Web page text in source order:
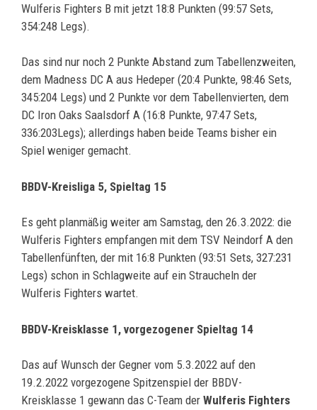
Wulferis Fighters B mit jetzt 18:8 Punkten (99:57 Sets,
354:248 Legs).
Das sind nur noch 2 Punkte Abstand zum Tabellenzweiten,
dem Madness DC A aus Hedeper (20:4 Punkte, 98:46 Sets,
345:204 Legs) und 2 Punkte vor dem Tabellenvierten, dem
DC Iron Oaks Saalsdorf A (16:8 Punkte, 97:47 Sets,
336:203Legs); allerdings haben beide Teams bisher ein
Spiel weniger gemacht.
BBDV-Kreisliga 5, Spieltag 15
Es geht planmäßig weiter am Samstag, den 26.3.2022: die
Wulferis Fighters empfangen mit dem TSV Neindorf A den
Tabellenfünften, der mit 16:8 Punkten (93:51 Sets, 327:231
Legs) schon in Schlagweite auf ein Straucheln der
Wulferis Fighters wartet.
BBDV-Kreisklasse 1, vorgezogener Spieltag 14
Das auf Wunsch der Gegner vom 5.3.2022 auf den
19.2.2022 vorgezogene Spitzenspiel der BBDV-
Kreisklasse 1 gewann das C-Team der Wulferis Fighters